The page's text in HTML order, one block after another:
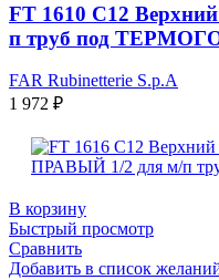
FT 1610 C12
п труб под
FAR Rubinetterie S.p.A
1 972 ₽
В корзину
Быстрый просмотр
Сравнить
Добавить в список